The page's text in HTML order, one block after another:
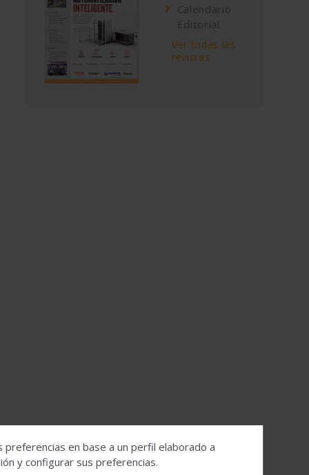
Calendario
Editorial
Ver todas las
revistas
en base a un perfil elaborado a
y configurar sus preferencias.